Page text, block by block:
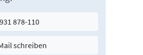
878-110
schreiben